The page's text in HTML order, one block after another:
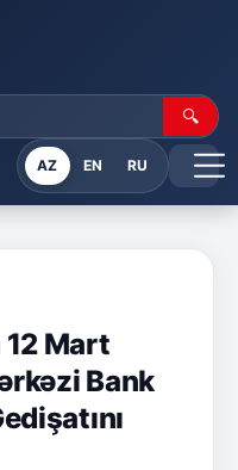
🔍
AZ EN RU
12 Mart
Bank